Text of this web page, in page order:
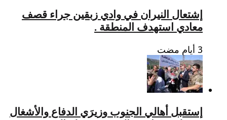
إشتعال النيران في وادي زبقين جراء قصف
معادي استهدف المنطقة .
إستقبل أهالي الجنوب وزيرَي الدفاع والأشغال